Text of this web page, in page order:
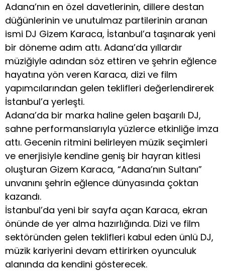
Adana’nın en özel davetlerinin, dillere destan
düğünlerinin ve unutulmaz partilerinin aranan
ismi DJ Gizem Karaca, İstanbul’a taşınarak yeni
bir döneme adım attı. Adana’da yıllardır
müziğiyle adından söz ettiren ve şehrin eğlence
hayatına yön veren Karaca, dizi ve film
yapımcılarından gelen teklifleri değerlendirerek
İstanbul’a yerleşti.
Adana’da bir marka haline gelen başarılı DJ,
sahne performanslarıyla yüzlerce etkinliğe imza
attı. Gecenin ritmini belirleyen müzik seçimleri
ve enerjisiyle kendine geniş bir hayran kitlesi
oluşturan Gizem Karaca, “Adana’nın Sultanı”
unvanını şehrin eğlence dünyasında çoktan
kazandı.
İstanbul’da yeni bir sayfa açan Karaca, ekran
önünde de yer alma hazırlığında. Dizi ve film
sektöründen gelen teklifleri kabul eden ünlü DJ,
müzik kariyerini devam ettirirken oyunculuk
alanında da kendini gösterecek.